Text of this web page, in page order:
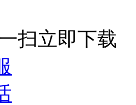
扫立即下载